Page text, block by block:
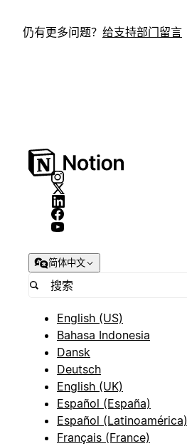
仍有更多问题？ 给支持部门留言
简体中文
English (US)
Bahasa Indonesia
Dansk
Deutsch
English (UK)
Español (España)
Español (Latinoamérica)
Français (France)